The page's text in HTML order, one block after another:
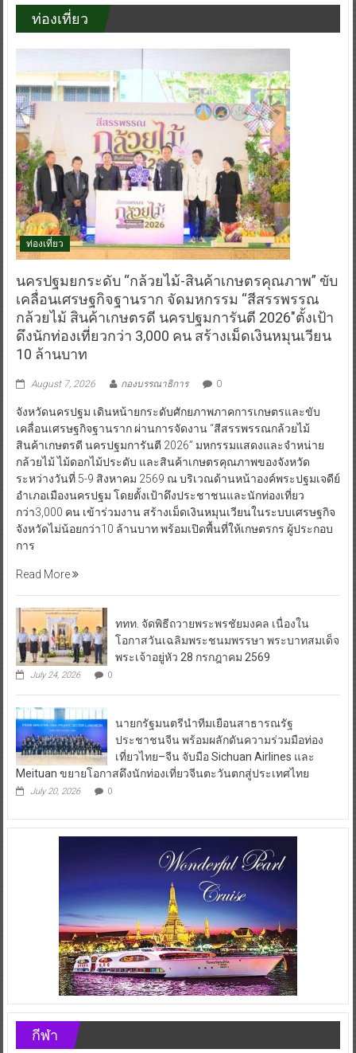
ท่องเที่ยว
นครปฐมยกระดับ “กล้วยไม้-สินค้าเกษตรคุณภาพ” ขับ
กล้วยไม้ สินค้าเกษตรดี นครปฐมการันตี 2026″ตั้งเป้า
ดึงนักท่องเที่ยวกว่า 3,000 คน สร้างเม็ดเงินหมุนเวียน
10 ล้านบาท
August 7, 2026
จังหวัดนครปฐม เดินหน้ายกระดับศักยภาพภาคการเกษตรและขับ
สินค้าเกษตรดี นครปฐมการันตี 2026” มหกรรมแสดงและจำหน่าย
กล้วยไม้ ไม้ดอกไม้ประดับ และสินค้าเกษตรคุณภาพของจังหวัด
ระหว่างวันที่ 5-9 สิงหาคม 2569 ณ บริเวณด้านหน้าองค์พระปฐมเจดีย์
อำเภอเมืองนครปฐม โดยตั้งเป้าดึงประชาชนและนักท่องเที่ยว
กว่า3,000 คน เข้าร่วมงาน สร้างเม็ดเงินหมุนเวียนในระบบเศรษฐกิจ
จังหวัดไม่น้อยกว่า10 ล้านบาท พร้อมเปิดพื้นที่ให้เกษตรกร ผู้ประกอบ
การ
Read More
พระเจ้าอยู่หัว 28 กรกฎาคม 2569
July 24, 2026 0
เที่ยวไทย–จีน จับมือ Sichuan Airlines และ
Meituan ขยายโอกาสดึงนักท่องเที่ยวจีนตะวันตกสู่ประเทศไทย
July 20, 2026 0
กีฬา